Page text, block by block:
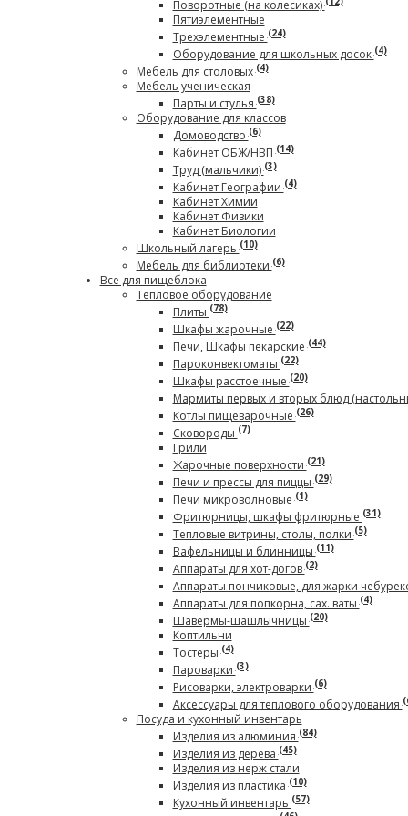
Поворотные (на колесиках)
Пятиэлементные
Трехэлементные(24)
Оборудование для школьных досок(4)
Мебель для столовых(4)
Мебель ученическая
Парты и стулья(38)
Оборудование для классов
Домоводство(6)
Кабинет ОБЖ/НВП(14)
Труд (мальчики)(3)
Кабинет Географии(4)
Кабинет Химии
Кабинет Физики
Кабинет Биологии
Школьный лагерь(10)
Мебель для библиотеки(6)
Все для пищеблока
Тепловое оборудование
Плиты(78)
Шкафы жарочные(22)
Печи, Шкафы пекарские(44)
Пароконвектоматы(22)
Шкафы расстоечные(20)
Мармиты первых и вторых блюд
Котлы пищеварочные(26)
Сковороды(7)
Грили
Жарочные поверхности(21)
Печи и прессы для пиццы(29)
Печи микроволновые(1)
Фритюрницы, шкафы фритюрные(31)
Тепловые витрины, столы, полки(5)
Вафельницы и блинницы(11)
Аппараты для хот-догов(2)
Аппараты пончиковые, для жарки
Аппараты для попкорна, сах. ваты(4)
Шавермы-шашлычницы(20)
Коптильни
Тостеры(4)
Пароварки(3)
Рисоварки, электроварки(6)
Аксессуары для теплового оборудования
Посуда и кухонный инвентарь
Изделия из алюминия(84)
Изделия из дерева(45)
Изделия из нерж стали
Изделия из пластика(10)
Кухонный инвентарь(57)